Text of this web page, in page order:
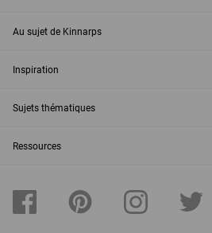
Au sujet de Kinnarps
Inspiration
Sujets thématiques
Ressources